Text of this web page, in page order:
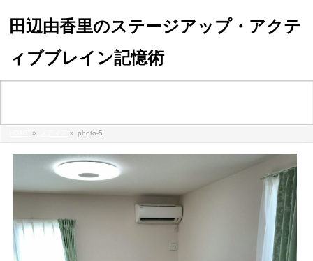
田辺由香里のステージアップ・アクテ
ィブブレイン記憶術
» » photo-5